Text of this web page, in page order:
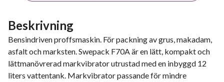
Beskrivning
Bensindriven proffsmaskin. För packning av grus, makadam,
asfalt och marksten. Swepack F70A är en lätt, kompakt och
lättmanövrerad markvibrator utrustad med en inbyggd 12
liters vattentank. Markvibrator passande för mindre